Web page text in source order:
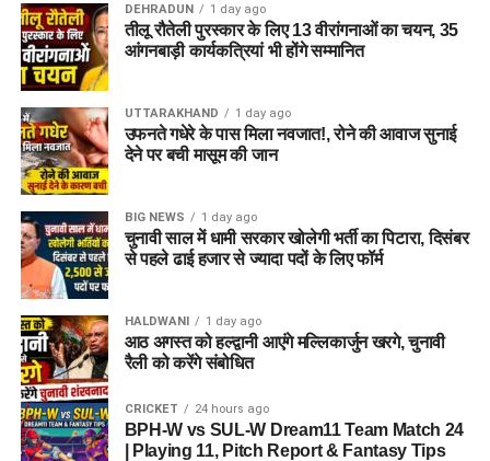
अगर यह योजना धरातल पर उतरती है तो संस्थागत जीवन की जगह उन्हें
परिवार जैसा माहौल, बेहतर स्वतंत्रता और सामाजिक वातावरण मिल
सकेगा। इससे बच्चों और महिलाओं के मानसिक और सामाजिक विकास में
भी मदद मिलने की उम्मीद है।
DEHRADUN 1 day ago
तीलू रौतेली पुरस्कार के लिए 13 वीरांगनाओं का चयन, 35
आंगनबाड़ी कार्यकत्रियां भी होंगे सम्मानित
UTTARAKHAND 1 day ago
उफनते गधेरे के पास मिला नवजात!, रोने की आवाज सुनाई
देने पर बची मासूम की जान
BIG NEWS 1 day ago
चुनावी साल में धामी सरकार खोलेगी भर्ती का पिटारा, दिसंबर
से पहले ढाई हजार से ज्यादा पदों के लिए फॉर्म
HALDWANI 1 day ago
आठ अगस्त को हल्द्वानी आएंगे मल्लिकार्जुन खरगे, चुनावी
रैली को करेंगे संबोधित
CRICKET 24 hours ago
BPH-W vs SUL-W Dream11 Team Match 24
| Playing 11, Pitch Report & Fantasy Tips